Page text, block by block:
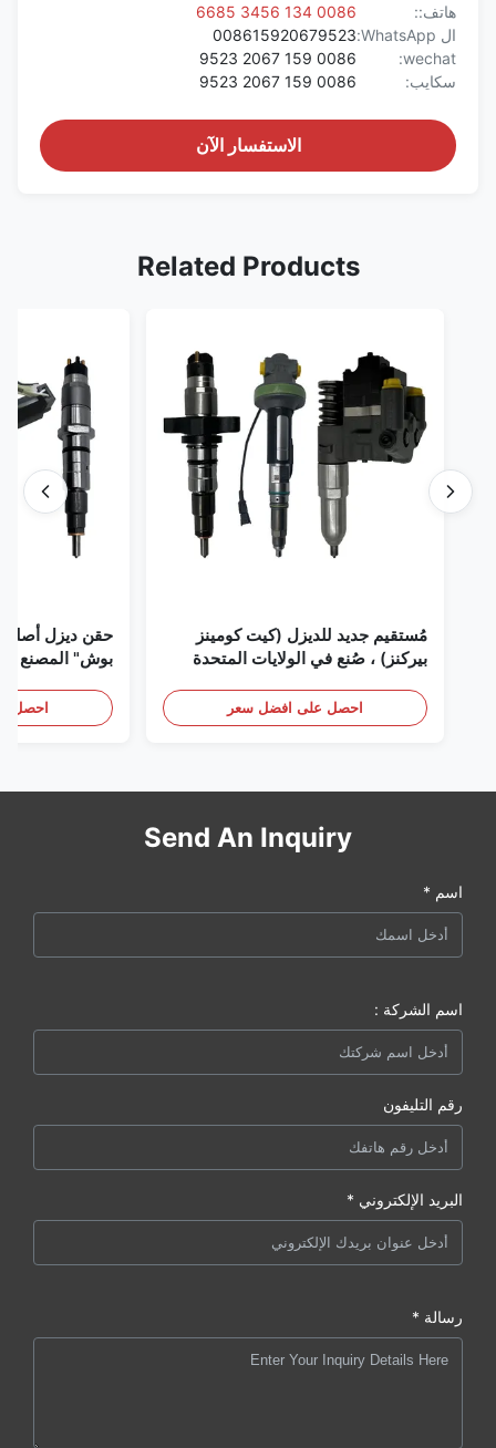
هاتف::
0086 134 3456 6685
ال WhatsApp:
008615920679523
wechat:
0086 159 2067 9523
سكايب:
0086 159 2067 9523
الاستفسار الآن
Related Products
مُستقيم جديد للديزل (كيت كومينز
بيركنز) ، صُنع في الولايات المتحدة
(بيركنز) ، كل شيء جديد
احصل على افضل سعر
حقن ديزل
بوش" المصنع في
احصل
Send An Inquiry
اسم *
اسم الشركة :
رقم التليفون
البريد الإلكتروني *
رسالة *